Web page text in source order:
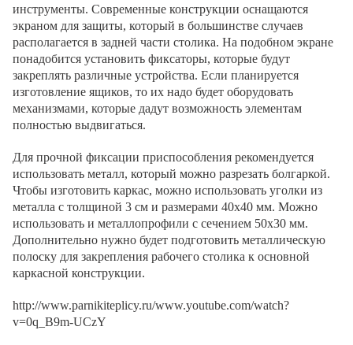
инструменты. Современные конструкции оснащаются
экраном для защиты, который в большинстве случаев
располагается в задней части столика. На подобном экране
понадобится установить фиксаторы, которые будут
закреплять различные устройства. Если планируется
изготовление ящиков, то их надо будет оборудовать
механизмами, которые дадут возможность элементам
полностью выдвигаться.
Для прочной фиксации приспособления рекомендуется
использовать металл, который можно разрезать болгаркой.
Чтобы изготовить каркас, можно использовать уголки из
металла с толщиной 3 см и размерами 40х40 мм. Можно
использовать и металлопрофили с сечением 50х30 мм.
Дополнительно нужно будет подготовить металлическую
полоску для закрепления рабочего столика к основной
каркасной конструкции.
http://www.parnikiteplicy.ru/www.youtube.com/watch?
v=0q_B9m-UCzY